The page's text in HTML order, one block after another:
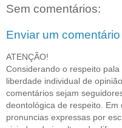
Sem comentários:
Enviar um comentário
ATENÇÃO!
Considerando o respeito
liberdade individual de
comentários sejam
deontológica de respeito. Em
pronuncias expressas por